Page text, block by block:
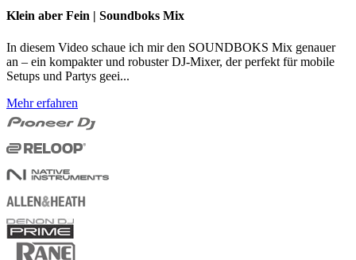
Klein aber Fein | Soundboks Mix
In diesem Video schaue ich mir den SOUNDBOKS Mix genauer
an – ein kompakter und robuster DJ-Mixer, der perfekt für mobile
Setups und Partys geei...
Mehr erfahren